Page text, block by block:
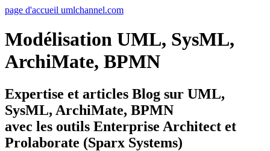
page d'accueil umlchannel.com
Modélisation UML, SysML,
ArchiMate, BPMN
Expertise et articles Blog sur UML,
SysML, ArchiMate, BPMN
avec les outils Enterprise Architect et
Prolaborate (Sparx Systems)